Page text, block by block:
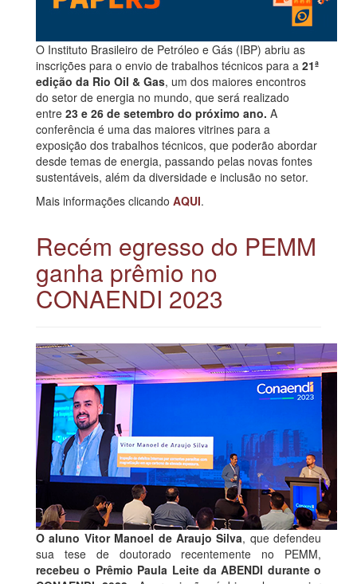
O Instituto Brasileiro de Petróleo e Gás (IBP) abriu as
inscrições para o envio de trabalhos técnicos para a 21ª
edição da Rio Oil & Gas, um dos maiores encontros
do setor de energia no mundo, que será realizado
entre 23 e 26 de setembro do próximo ano. A
conferência é uma das maiores vitrines para a
exposição dos trabalhos técnicos, que poderão abordar
desde temas de energia, passando pelas novas fontes
sustentáveis, além da diversidade e inclusão no setor.
Mais informações clicando AQUI.
Recém egresso do PEMM
ganha prêmio no
CONAENDI 2023
O aluno Vitor Manoel de Araujo Silva, que defendeu
sua tese de doutorado recentemente no PEMM,
recebeu o Prêmio Paula Leite da ABENDI durante o